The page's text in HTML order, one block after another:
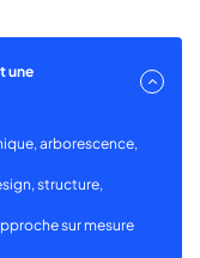
une
arborescence,
structure,
sur mesure